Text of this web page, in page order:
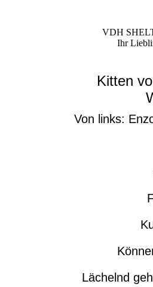
VDH
Ihr
Kitten
Von links:
Lächelnd